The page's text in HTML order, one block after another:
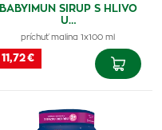
BABYIMUN SIRUP S HLIVO
U…
príchuť malina 1x100 ml
11,72 €